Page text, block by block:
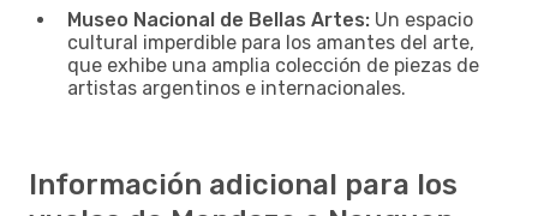
Museo Nacional de Bellas Artes: Un espacio
cultural imperdible para los amantes del arte,
que exhibe una amplia colección de piezas de
artistas argentinos e internacionales.
Información adicional para los